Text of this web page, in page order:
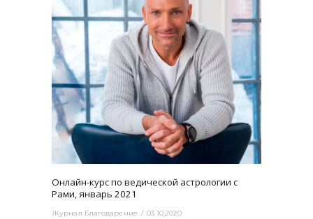
Онлайн-курс по ведической астрологии с
Рами, январь 2021
Журнал Благодарение 03.10.2020